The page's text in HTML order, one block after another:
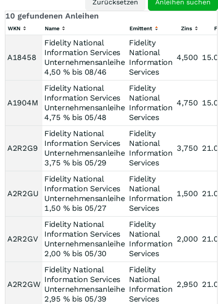
10 gefundenen Anleihen
WKN Name Emittent Zins
A18458
Fidelity National
Information Services
Unternehmensanleihe
4,50 % bis 08/46
Fidelity
National
Information
Services
4,500
A1904M
Fidelity National
Information Services
Unternehmensanleihe
4,75 % bis 05/48
Fidelity
National
Information
Services
4,750
A2R2G9
Fidelity National
Information Services
Unternehmensanleihe
3,75 % bis 05/29
Fidelity
National
Information
Services
3,750
A2R2GU
Fidelity National
Information Services
Unternehmensanleihe
1,50 % bis 05/27
Fidelity
National
Information
Services
1,500
A2R2GV
Fidelity National
Information Services
Unternehmensanleihe
2,00 % bis 05/30
Fidelity
National
Information
Services
2,000
A2R2GW
Fidelity National
Information Services
Unternehmensanleihe
2,95 % bis 05/39
Fidelity
National
Information
Services
2,950